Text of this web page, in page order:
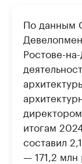
По данным
Ростове-
итогам
составил
— 171,2 млн